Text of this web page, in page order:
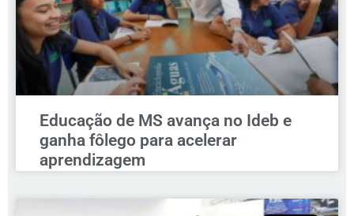
Educação de MS avança no Ideb e
ganha fôlego para acelerar
aprendizagem